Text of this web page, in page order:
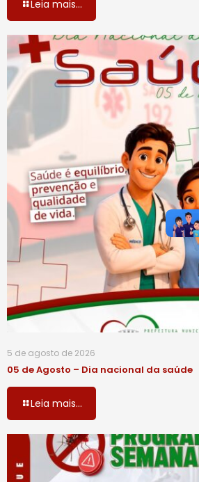
Leia mais...
5 de agosto de 2026
05 de Agosto – Dia nacional da saúde
Leia mais...